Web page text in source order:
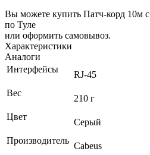
Вы можете купить Патч-корд 10м с
по Туле
или оформить самовывоз.
Характеристики
Аналоги
Интерфейсы
RJ-45
Вес
210 г
Цвет
Серый
Производитель
Cabeus